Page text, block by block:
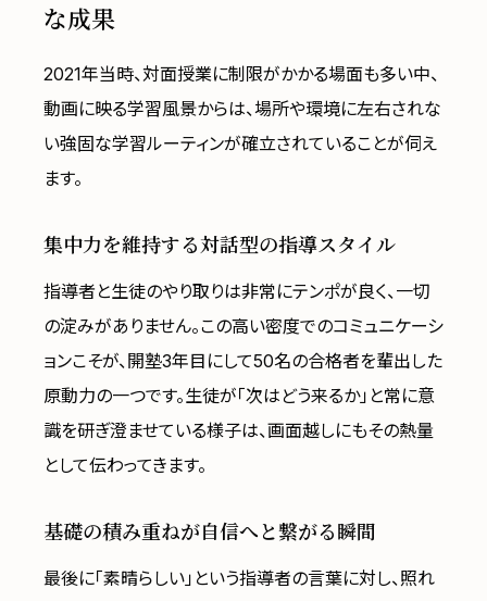
な成果
2021年当時、対面授業に制限がかかる場面も多い中、
動画に映る学習風景からは、場所や環境に左右されな
い強固な学習ルーティンが確立されていることが伺え
ます。
集中力を維持する対話型の指導スタイル
指導者と生徒のやり取りは非常にテンポが良く、一切
の淀みがありません。この高い密度でのコミュニケーシ
ョンこそが、開塾3年目にして50名の合格者を輩出した
原動力の一つです。生徒が「次はどう来るか」と常に意
識を研ぎ澄ませている様子は、画面越しにもその熱量
として伝わってきます。
基礎の積み重ねが自信へと繋がる瞬間
最後に「素晴らしい」という指導者の言葉に対し、照れ